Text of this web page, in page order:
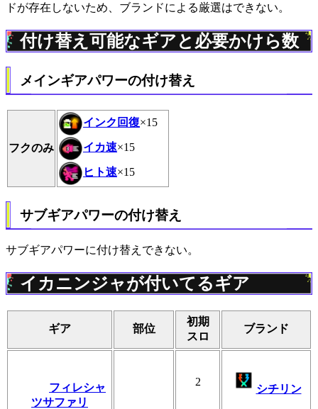
ドが存在しないため、ブランドによる厳選はできない。
付け替え可能なギアと必要かけら数
メインギアパワーの付け替え
フクのみ
インク回復×15
イカ速×15
ヒト速×15
サブギアパワーの付け替え
サブギアパワーに付け替えできない。
イカニンジャが付いてるギア
ギア 部位
初期
スロ
ブランド
フィレシャ
ツサファリ
2
シチリン